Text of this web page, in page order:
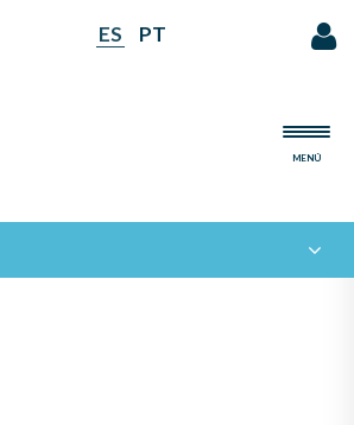
ES PT
MENÚ